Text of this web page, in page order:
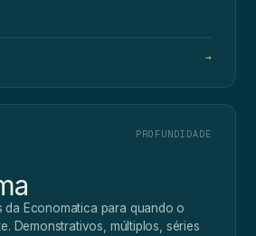
→
PROFUNDIDADE
da Economatica para quando o
Demonstrativos, múltiplos, séries